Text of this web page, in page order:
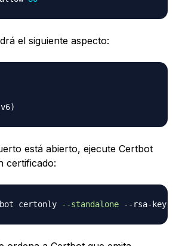
el siguiente aspecto:
está abierto, ejecute Certbot
certificado:
certonly --standalone --rsa-key-